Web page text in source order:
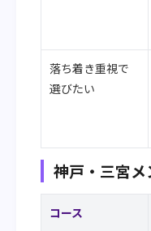
落ち着き重視で
選びたい
神戸・三宮
コース